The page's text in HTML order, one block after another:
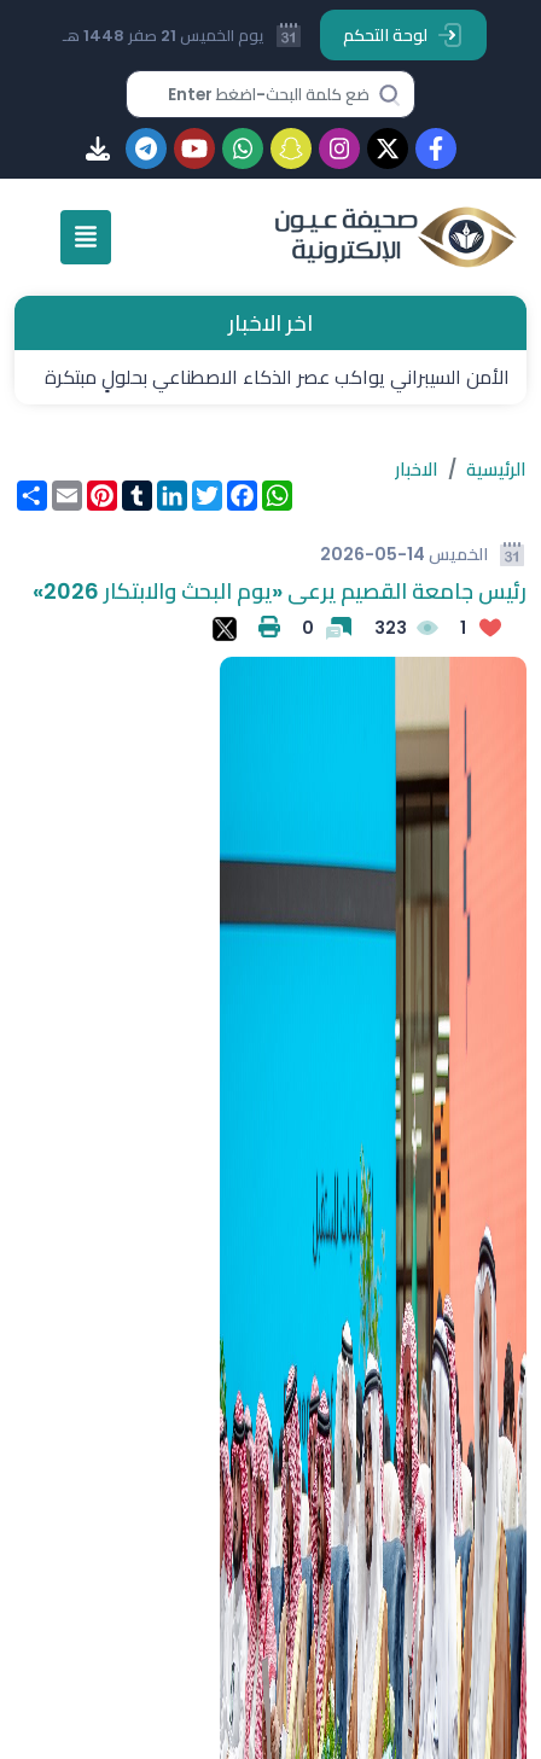
لوحة التحكم يوم الخميس 21 صفر 1448 هـ
اخر الاخبار
الأمن السيبراني يواكب عصر الذكاء الاصطناعي بحلولٍ مبتكرة
الرئيسية الاخبار
انشرEmail
PinterestTumblrLinkedInTwitter
Facebook
WhatsApp
الخميس 2026-05-14
رئيس جامعة القصيم يرعى «يوم البحث والابتكار 2026»
1
323
0